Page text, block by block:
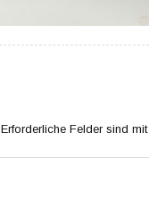
Erforderliche Felder sind mit